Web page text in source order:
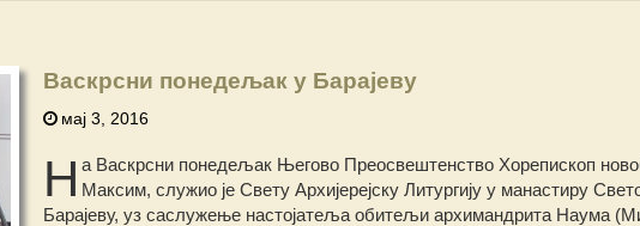
Васкрсни понедељак у Барајеву
мај 3, 2016
Н а Васкрсни понедељак Његово Преосвештенство Хорепископ
Максим, служио је Свету Архијерејску Литургију у манастиру
Барајеву, уз саслужење настојатеља обитељи архимандрита Наума